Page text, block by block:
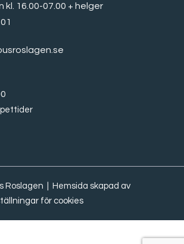
16.00-07.00 + helger
Roslagen | Hemsida skapad av
för cookies